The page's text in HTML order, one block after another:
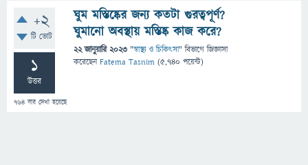
+2
টি ভোট
1
উত্তর
764 বার দেখা হয়েছে
ঘুম মস্তিষ্কের জন্য কতটা গুরত্বপূর্ণ?
ঘুমানো অবস্থায় মস্তিষ্ক কাজ করে?
22 জানুয়ারি 2023 "স্বাস্থ্য ও চিকিৎসা" বিভাগে জিজ্ঞাসা
করেছেনFatema Tasnim (5,740 পয়েন্ট)